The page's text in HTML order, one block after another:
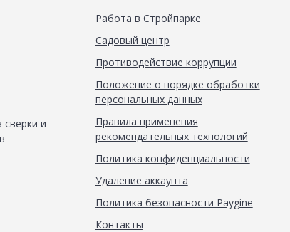
сверки и
Работа в Стройпарке
Садовый центр
Противодействие коррупции
Положение о порядке обработки
персональных данных
Правила применения
рекомендательных технологий
Политика конфиденциальности
Удаление аккаунта
Политика безопасности Paygine
Контакты